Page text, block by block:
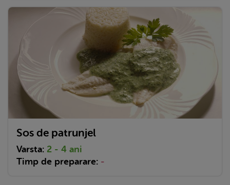
Sos de patrunjel
Varsta: 2 - 4 ani
Timp de preparare: -